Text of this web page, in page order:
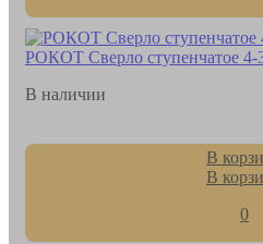
РОКОТ Сверло ступенчатое 4-
В наличии
В
В
0